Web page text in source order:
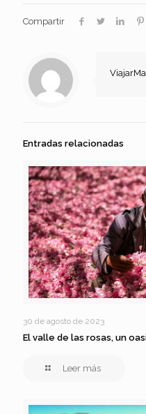
Compartir
Entradas relacionadas
30 de agosto de 2023
El valle de las rosas, un
Leer más